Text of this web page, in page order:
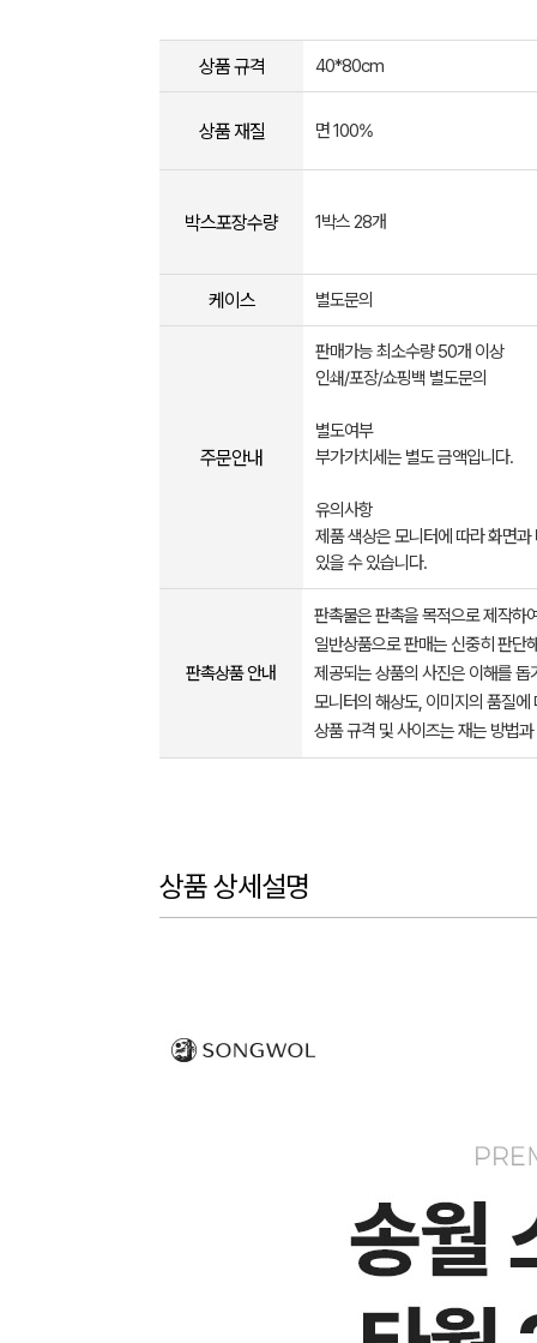
상품 규격 40*80cm
상품 재질 면 100%
박스포장수량 1박스 28개
케이스 별도문의
주문안내
판매가능 최소수량 50개 이상
인쇄/포장/쇼핑백 별도문의
별도여부
부가가치세는 별도 금액입니다.
유의사항
제품 색상은 모니터에 따라 화면과
있을 수 있습니다.
판촉상품 안내
판촉물은 판촉을 목적으로 제작하
일반상품으로 판매는 신중히 판단
제공되는 상품의 사진은 이해를
모니터의 해상도, 이미지의 품질
상품 규격 및 사이즈는 재는 방법
상품 상세설명